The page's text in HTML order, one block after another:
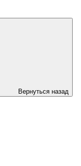
Вернуться назад